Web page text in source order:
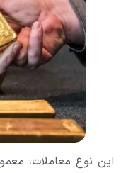
این نوع معاملات،